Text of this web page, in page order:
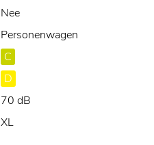
Nee
Personenwagen
C
D
70 dB
XL